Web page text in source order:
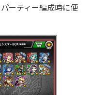
ーティー編成時に便